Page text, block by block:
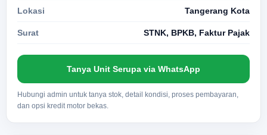
Lokasi Tangerang Kota
Surat STNK, BPKB, Faktur Pajak
Tanya Unit Serupa via WhatsApp
Hubungi admin untuk tanya stok, detail kondisi, proses pembayaran,
dan opsi kredit motor bekas.